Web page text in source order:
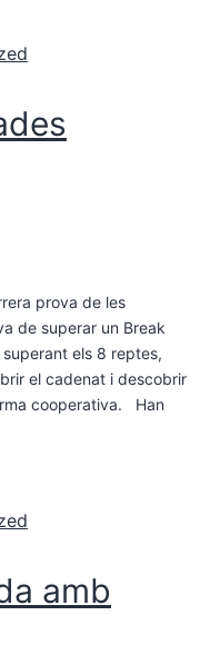
prova de les
de superar un Break
els 8 reptes,
el cadenat i descobrir
cooperativa. Han
amb